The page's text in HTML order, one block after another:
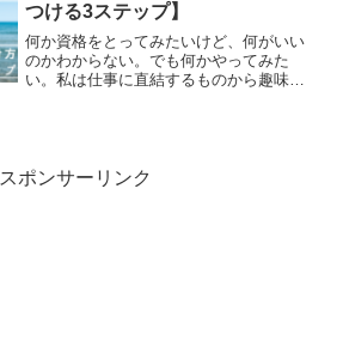
つける3ステップ】
何か資格をとってみたいけど、何がいい
のかわからない。でも何かやってみた
い。私は仕事に直結するものから趣味ま
スポンサーリンク